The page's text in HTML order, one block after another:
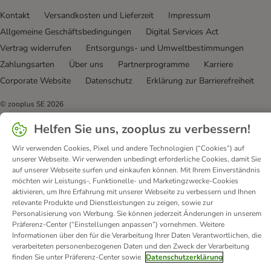
Kontakt Versandkosten und Lieferzeit
Impressum
Allgemeine Geschäftsbedingungen
Digital Services Act
Vertrag widerrufen
Entsorgungs- und Umweltbestimmungen
Zahlungsarten
Über uns Partnerprogramme
Karriere
Corporate Website
Datenschutz Erklärung zur Barrierefreiheit
© zooplus SE 2026
Helfen Sie uns, zooplus zu verbessern!
Wir verwenden Cookies, Pixel und andere Technologien (“Cookies”) auf
unserer Webseite. Wir verwenden unbedingt erforderliche Cookies, damit Sie
auf unserer Webseite surfen und einkaufen können. Mit Ihrem Einverständnis
möchten wir Leistungs-, Funktionelle- und Marketingzwecke-Cookies
aktivieren, um Ihre Erfahrung mit unserer Webseite zu verbessern und Ihnen
relevante Produkte und Dienstleistungen zu zeigen, sowie zur
Personalisierung von Werbung. Sie können jederzeit Änderungen in unserem
Präferenz-Center (“Einstellungen anpassen”) vornehmen. Weitere
Informationen über den für die Verarbeitung Ihrer Daten Verantwortlichen, die
verarbeiteten personenbezogenen Daten und den Zweck der Verarbeitung
finden Sie unter Präferenz-Center sowie Datenschutzerklärung